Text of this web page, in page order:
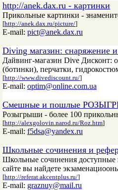
http://anek.dax.ru - картинки
Прикольные картинки -
[http://anek.dax.ru/picture/]
E-mail: pict@anek.dax.ru
Diving магазин: снаряжение
Дайвинг-магазин Dive Дисконт:
(ботинки), перчатки,
[http://www.divediscount.ru/]
E-mail: optim@online.com.ua
Смешные и пошлые
Розыгрыши - более 100
[http://alexgolovin.narod.ru/Roz.htm]
E-mail: f5dsa@yandex.ru
Школьные сочинения и
Школьные сочинения доступные
сайте вы найдете
[http://referat.akcentplus.ru/]
E-mail: graznuy@mail.ru